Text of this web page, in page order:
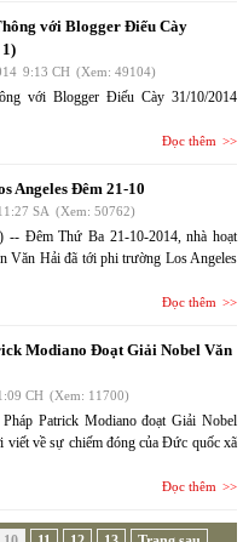
với Blogger Điếu Cày
9:13 CH (Xem: 49104)
với Blogger Điếu Cày 31/10/2014
Đọc thêm
Angeles Đêm 21-10
SA (Xem: 50762)
-- Đêm Thứ Ba 21-10-2014, nhà hoạt
Văn Hải đã tới phi trường Los Angeles
Đọc thêm
Modiano Đoạt Giải Nobel Văn
CH (Xem: 11700)
Patrick Modiano đoạt Giải Nobel
viết về sự chiếm đóng của Đức quốc xã
Đọc thêm